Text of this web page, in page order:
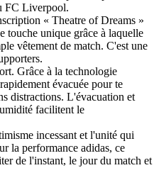
FC Liverpool.
« Theatre of Dreams »
touche unique grâce à laquelle
vêtement de match. C'est une
Grâce à la technologie
évacuée pour te
distractions. L'évacuation et
facilitent le
incessant et l'unité qui
la performance adidas, ce
de l'instant, le jour du match et